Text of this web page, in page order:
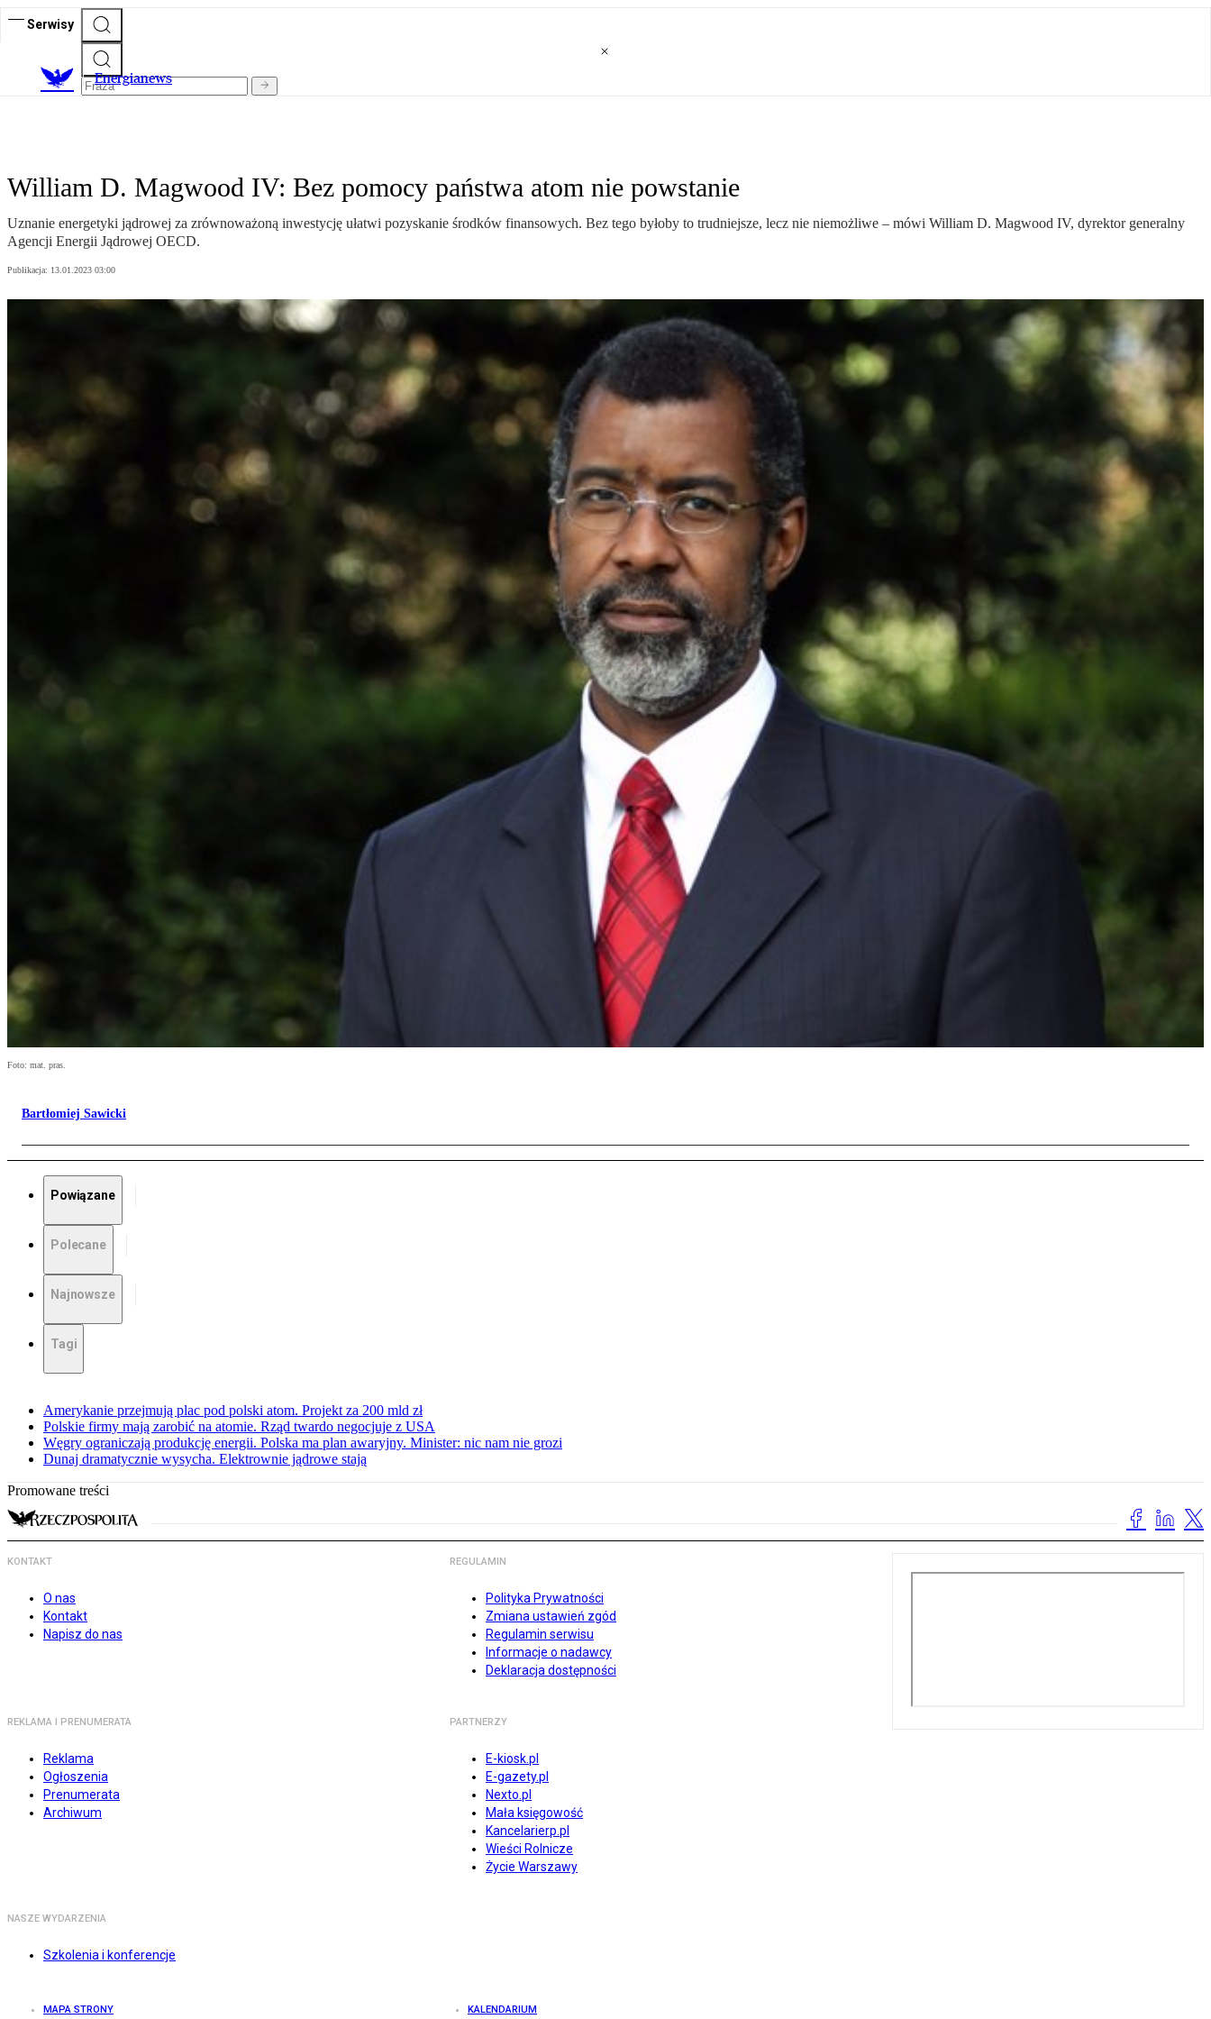
Serwisy
Energianews
William D. Magwood IV: Bez pomocy państwa atom nie powstanie
Uznanie energetyki jądrowej za zrównoważoną inwestycję ułatwi pozyskanie środków finansowych. Bez tego byłoby to trudniejsze, lecz nie niemożliwe – mówi William D. Magwood IV, dyrektor generalny
Agencji Energii Jądrowej OECD.
Publikacja: 13.01.2023 03:00
Foto: mat. pras.
Bartłomiej Sawicki
Powiązane
Polecane
Najnowsze
Tagi
Amerykanie przejmują plac pod polski atom. Projekt za 200 mld zł
Polskie firmy mają zarobić na atomie. Rząd twardo negocjuje z USA
Węgry ograniczają produkcję energii. Polska ma plan awaryjny. Minister: nic nam nie grozi
Dunaj dramatycznie wysycha. Elektrownie jądrowe stają
Promowane treści
KONTAKT
O nas
Kontakt
Napisz do nas
REGULAMIN
Polityka Prywatności
Zmiana ustawień zgód
Regulamin serwisu
Informacje o nadawcy
Deklaracja dostępności
REKLAMA I PRENUMERATA
Reklama
Ogłoszenia
Prenumerata
Archiwum
PARTNERZY
E-kiosk.pl
E-gazety.pl
Nexto.pl
Mała księgowość
Kancelarierp.pl
Wieści Rolnicze
Życie Warszawy
NASZE WYDARZENIA
Szkolenia i konferencje
MAPA STRONY KALENDARIUM